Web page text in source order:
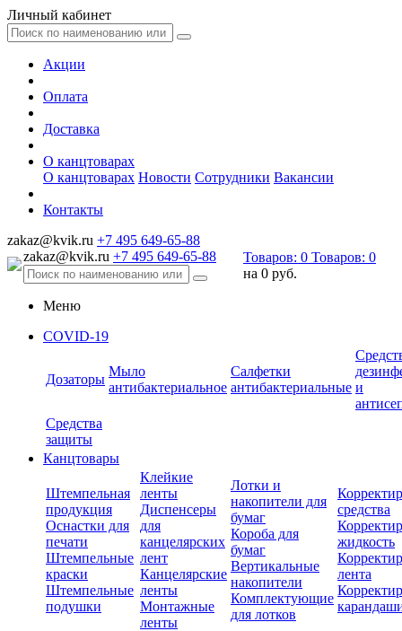
Личный кабинет
Акции
Оплата
Доставка
О канцтоварах
О канцтоварах Новости Сотрудники Вакансии
Контакты
zakaz@kvik.ru +7 495 649-65-88
zakaz@kvik.ru +7 495 649-65-88 Товаров: 0 Товаров: 0
на 0 руб.
Меню
COVID-19
Дозаторы
Мыло
антибактериальное
Салфетки
антибактериальные и
Средства
защиты
Канцтовары
Штемпельная
продукция
Оснастки для
печати
Штемпельные
краски
Штемпельные
подушки
Клейкие
ленты
Диспенсеры
для
канцелярских
лент
Канцелярские
ленты
Монтажные
ленты
Лотки и
накопители для
бумаг
Короба для
бумаг
Вертикальные
накопители
Комплектующие
для лотков
средства
жидкость
лента